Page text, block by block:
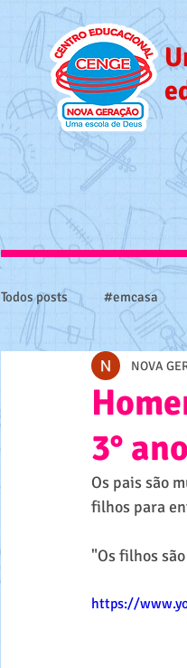
Todos posts #emcasa
3°
NOVA
Os pais são
filhos para
"Os filhos
https://